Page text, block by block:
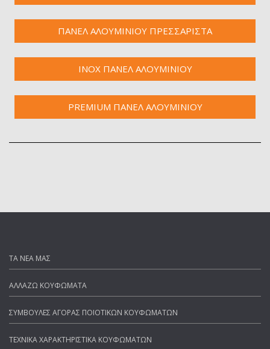
ΠΑΝΕΛ ΑΛΟΥΜΙΝΙΟΥ ΠΡΕΣΣΑΡΙΣΤΑ
INOX ΠΑΝΕΛ ΑΛΟΥΜΙΝΙΟΥ
PREMIUM ΠΑΝΕΛ ΑΛΟΥΜΙΝΙΟΥ
ΤΑ ΝΕΑ ΜΑΣ
ΑΛΛΑΖΩ ΚΟΥΦΩΜΑΤΑ
ΣΥΜΒΟΥΛΕΣ ΑΓΟΡΑΣ ΠΟΙΟΤΙΚΩΝ ΚΟΥΦΩΜΑΤΩΝ
ΤΕΧΝΙΚΑ ΧΑΡΑΚΤΗΡΙΣΤΙΚΑ ΚΟΥΦΩΜΑΤΩΝ